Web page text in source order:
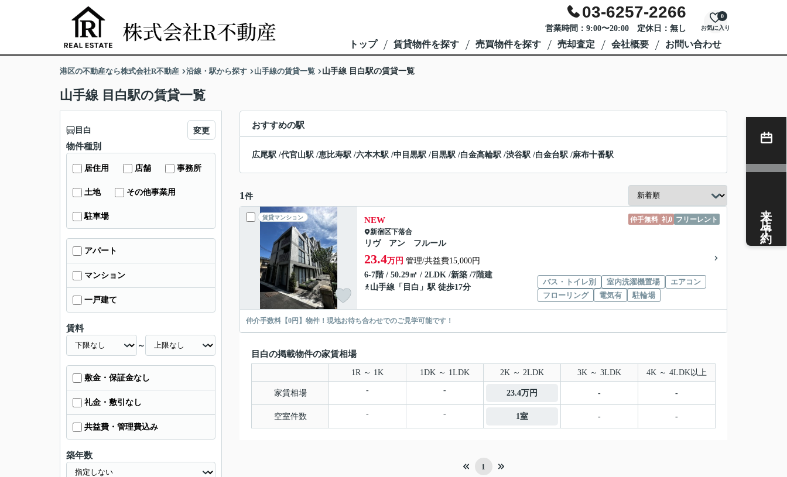
03-6257-2266
営業時間：9:00〜20:00 定休日：無し お気に入り
0
トップ 賃貸物件を探す 売買物件を探す 売却査定 会社概要 お問い合わせ
港区の不動産なら株式会社R不動産 沿線・駅から探す 山手線の賃貸一覧 山手線 目白駅の賃貸一覧
山手線 目白駅の賃貸一覧
おすすめの駅
広尾駅 /代官山駅 /恵比寿駅 /六本木駅 /中目黒駅 / 目黒駅 /白金高輪駅 /渋谷駅 /白金台駅 /麻布十番駅
1 件
賃貸マンション 仲手無料 礼0 フリーレント
NEW
新宿区下落合
リヴ アン フルール
23.4万円 管理/共益費15,000円
6-7階 / 50.29㎡ / 2LDK /新築 /7階建
山手線 「 目白 」駅 徒歩17分
バス・トイレ別 室内洗濯機置場
エアコン
フローリング
電気有 駐輪場
仲介手数料【0円】物件！現地お待ち合わせでのご見学可能です！
目白の掲載物件の家賃相場
1R ～ 1K 1DK ～ 1LDK 2K ～ 2LDK 3K ～ 3LDK 4K ～ 4LDK以上
家賃相場 - - 23.4万円 - -
空室件数 - - 1室 - -
1
目白 変更
物件種別
居住用 店舗 事務所
土地 その他事業用
駐車場
アパート
マンション
一戸建て
賃料
～
敷金・保証金なし
礼金・敷引なし
共益費・管理費込み
築年数
来店予約